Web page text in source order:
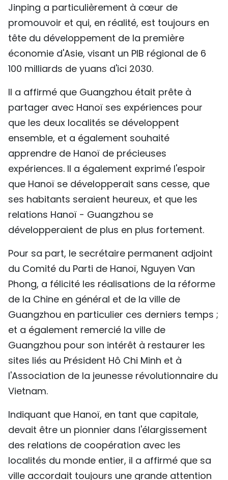
Jinping a particulièrement à cœur de
promouvoir et qui, en réalité, est toujours en
tête du développement de la première
économie d'Asie, visant un PIB régional de 6
100 milliards de yuans d'ici 2030.
Il a affirmé que Guangzhou était prête à
partager avec Hanoï ses expériences pour
que les deux localités se développent
ensemble, et a également souhaité
apprendre de Hanoï de précieuses
expériences. Il a également exprimé l'espoir
que Hanoï se développerait sans cesse, que
ses habitants seraient heureux, et que les
relations Hanoï - Guangzhou se
développeraient de plus en plus fortement.
Pour sa part, le secrétaire permanent adjoint
du Comité du Parti de Hanoï, Nguyen Van
Phong, a félicité les réalisations de la réforme
de la Chine en général et de la ville de
Guangzhou en particulier ces derniers temps ;
et a également remercié la ville de
Guangzhou pour son intérêt à restaurer les
sites liés au Président Hô Chi Minh et à
l'Association de la jeunesse révolutionnaire du
Vietnam.
Indiquant que Hanoï, en tant que capitale,
devait être un pionnier dans l'élargissement
des relations de coopération avec les
localités du monde entier, il a affirmé que sa
ville accordait toujours une grande attention